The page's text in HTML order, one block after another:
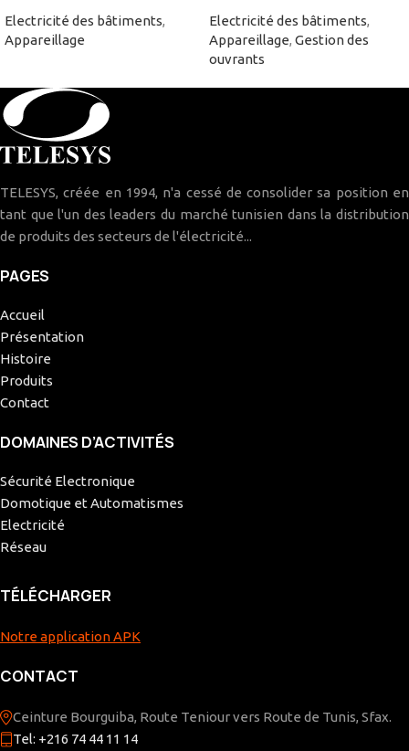
Electricité des bâtiments,
Appareillage
Electricité des bâtiments,
Appareillage, Gestion des
ouvrants
TELESYS, créée en 1994, n'a cessé de consolider sa position en
tant que l'un des leaders du marché tunisien dans la distribution
de produits des secteurs de l'électricité...
PAGES
Accueil
Présentation
Histoire
Produits
Contact
DOMAINES D’ACTIVITÉS
Sécurité Electronique
Domotique et Automatismes
Electricité
Réseau
TÉLÉCHARGER
Notre application APK
CONTACT
Ceinture Bourguiba, Route Teniour vers Route de Tunis, Sfax.
Tel: +216 74 44 11 14